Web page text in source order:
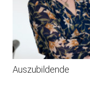
Auszubildende